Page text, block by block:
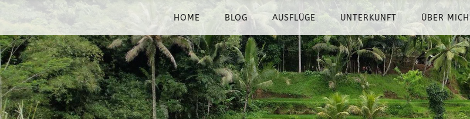
HOME BLOG AUSFLÜGE UNTERKUNFT ÜBER MICH